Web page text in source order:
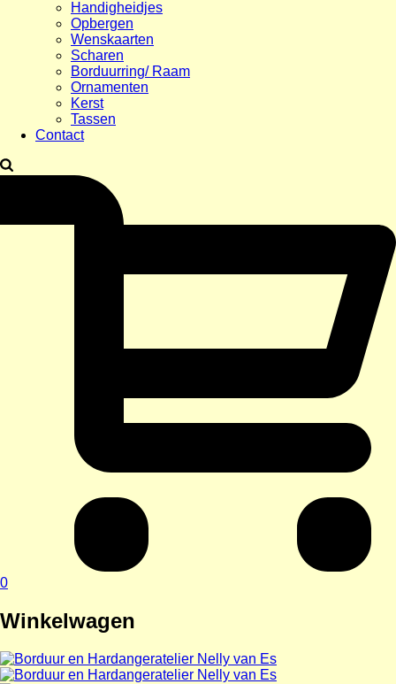
Handigheidjes
Opbergen
Wenskaarten
Scharen
Borduurring/ Raam
Ornamenten
Kerst
Tassen
Contact
0
Winkelwagen